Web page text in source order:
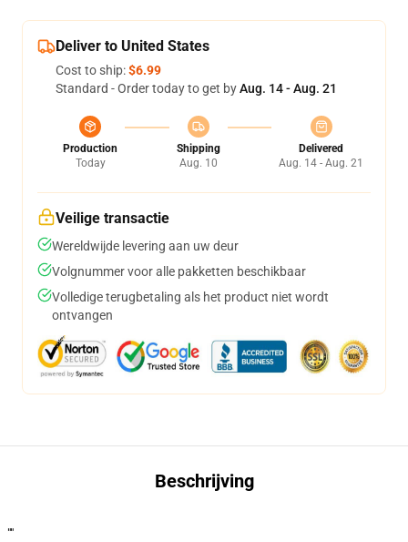
Deliver to United States
Cost to ship:$6.99
Standard - Order today to get byAug. 14 - Aug. 21
Production
Today
Shipping
Aug. 10
Delivered
Aug. 14 - Aug. 21
Veilige transactie
Wereldwijde levering aan uw deur
Volgnummer voor alle pakketten beschikbaar
Volledige terugbetaling als het product niet wordt
ontvangen
Beschrijving
""